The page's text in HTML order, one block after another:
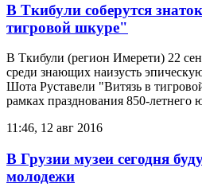
В Ткибули соберутся
тигровой шкуре"
В Ткибули (регион Имерети) 22
среди знающих наизусть
Шота Руставели "Витязь в
рамках празднования 850-
11:46, 12 авг 2016
В Грузии музеи сегодня
молодежи